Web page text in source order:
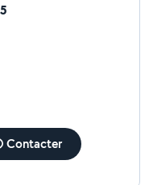
reconnu dans la taille
il intervient
l'environnement.
situation. Que
sécuriser un arbre
matériel
Contacter